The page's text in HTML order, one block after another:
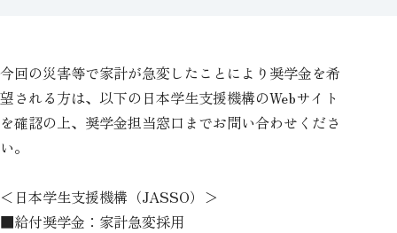
今回の災害等で家計が急変したことにより奨学金を希
望される方は、以下の日本学生支援機構のWebサイト
を確認の上、奨学金担当窓口までお問い合わせくださ
い。
＜日本学生支援機構（JASSO）＞
■給付奨学金：家計急変採用